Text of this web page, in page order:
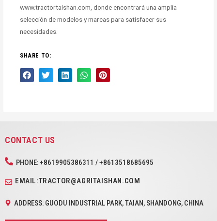
www.tractortaishan.com, donde encontrará una amplia
selección de modelos y marcas para satisfacer sus
necesidades.
SHARE TO:
CONTACT US
PHONE: +8619905386311 / +8613518685695
EMAIL:TRACTOR@AGRITAISHAN.COM
ADDRESS: GUODU INDUSTRIAL PARK, TAIAN, SHANDONG, CHINA